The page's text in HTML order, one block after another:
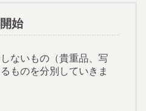
始
ないもの（貴重品、写
ものを分別していきま